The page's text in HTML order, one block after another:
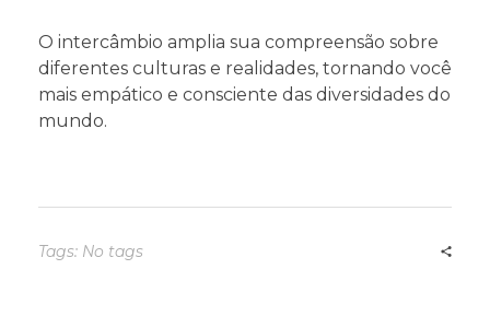
O intercâmbio amplia sua compreensão sobre
diferentes culturas e realidades, tornando você
mais empático e consciente das diversidades do
mundo.
Tags: No tags